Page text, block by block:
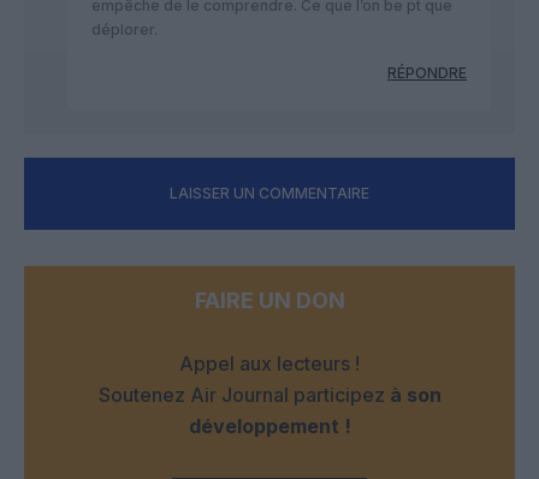
empêche de le comprendre. Ce que l’on be pt que
déplorer.
RÉPONDRE
LAISSER UN COMMENTAIRE
FAIRE UN DON
Appel aux lecteurs !
Soutenez Air Journal participez à son
développement !